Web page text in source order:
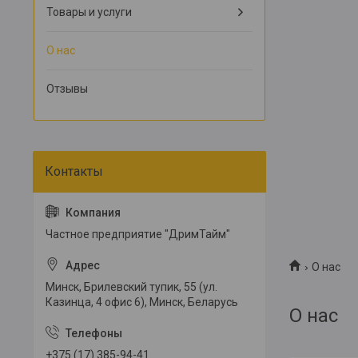
О нас
О нас
Товары и услуги
О нас
Отзывы
Частное предприятие "ДримТайм"
Минск, Брилевский тупик, 55 (ул.
Казинца, 4 офис 6), Минск, Беларусь
+375 (17) 385-94-41